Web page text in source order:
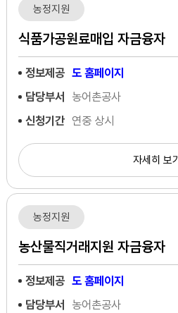
농정지원
식품가공원료매입 자금융자
정보제공 도 홈페이지
담당부서
농어촌공사
신청기간 연중 상시
자세히 보기
농정지원
농산물직거래지원 자금융자
정보제공 도 홈페이지
담당부서
농어촌공사